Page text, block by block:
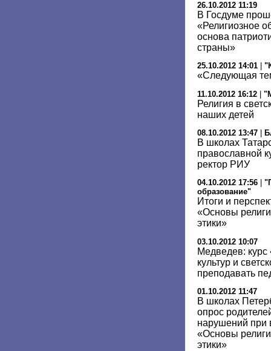
26.10.2012 11:19
В Госдуме
«Религиозное
основа
страны»
25.10.2012 14:01
«Следующая
11.10.2012 16:12 |
Религия в
наших детей
08.10.2012 13:47
В школах
православной
ректор РИУ
04.10.2012 17:56
образование"
Итоги и
«Основы
этики»
03.10.2012 10:07
Медведев:
культур и
преподавать
01.10.2012 11:47
В школах
опрос
нарушений при
«Основы
этики»